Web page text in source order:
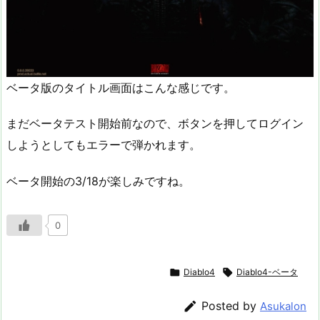
ベータ版のタイトル画面はこんな感じです。
まだベータテスト開始前なので、ボタンを押してログイン
しようとしてもエラーで弾かれます。
ベータ開始の3/18が楽しみですね。
0
 Diablo4  Diablo4-ベータ
 Posted by Asukalon